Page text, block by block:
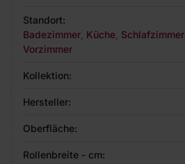
Standort:
Badezimmer Küche Schlafzimmer
Vorzimmer
Kollektion:
Hersteller:
Oberfläche:
Rollenbreite - cm: